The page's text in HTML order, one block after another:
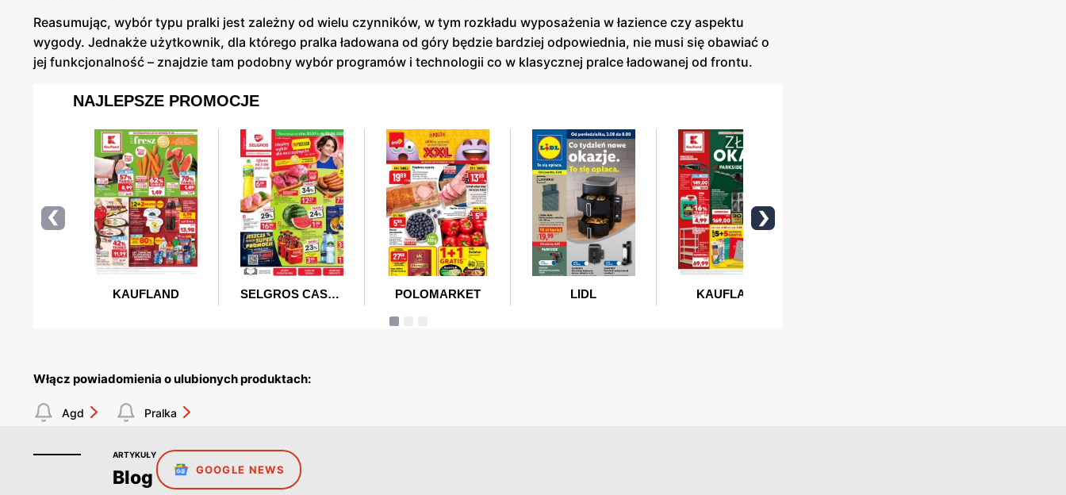
Reasumując, wybór typu pralki jest zależny od wielu czynników, w tym rozkładu wyposażenia w łazience czy aspektu
wygody. Jednakże użytkownik, dla którego pralka ładowana od góry będzie bardziej odpowiednia, nie musi się obawiać o
jej funkcjonalność – znajdzie tam podobny wybór programów i technologii co w klasycznej pralce ładowanej od frontu.
Włącz powiadomienia o ulubionych produktach:
Agd Pralka
ARTYKUŁY
Blog GOOGLE NEWS